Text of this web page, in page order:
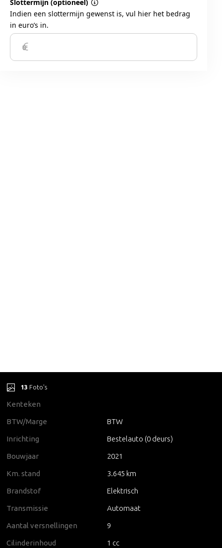
13 Foto's
Kenteken
BTW/Marge BTW
Inrichting Bestelauto (0 deurs)
Bouwjaar 2021
Km. stand 3.645 km
Brandstof Elektrisch
Transmissie Automaat
Aantal versnellingen 9
Cilinderinhoud 1 cc